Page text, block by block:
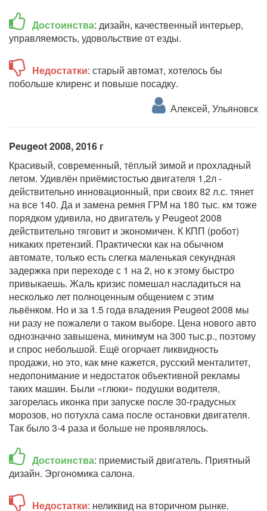
Достоинства: дизайн, качественный интерьер,
управляемость, удовольствие от езды.
Недостатки: старый автомат, хотелось бы
побольше клиренс и повыше посадку.
Алексей, Ульяновск
Peugeot 2008, 2016 г
Красивый, современный, тёплый зимой и прохладный
летом. Удивлён приёмистостью двигателя 1,2л -
действительно инновационный, при своих 82 л.с. тянет
на все 140. Да и замена ремня ГРМ на 180 тыс. км тоже
порядком удивила, но двигатель у Peugeot 2008
действительно тяговит и экономичен. К КПП (робот)
никаких претензий. Практически как на обычном
автомате, только есть слегка маленькая секундная
задержка при переходе с 1 на 2, но к этому быстро
привыкаешь. Жаль кризис помешал насладиться на
несколько лет полноценным общением с этим
львёнком. Но и за 1.5 года владения Peugeot 2008 мы
ни разу не пожалели о таком выборе. Цена нового авто
однозначно завышена, минимум на 300 тыс.р., поэтому
и спрос небольшой. Ещё огорчает ликвидность
продажи, но это, как мне кажется, русский менталитет,
недопонимание и недостаток объективной рекламы
таких машин. Были «глюки» подушки водителя,
загорелась иконка при запуске после 30-градусных
морозов, но потухла сама после остановки двигателя.
Так было 3-4 раза и больше не проявлялось.
Достоинства: приемистый двигатель. Приятный
дизайн. Эргономика салона.
Недостатки: неликвид на вторичном рынке.